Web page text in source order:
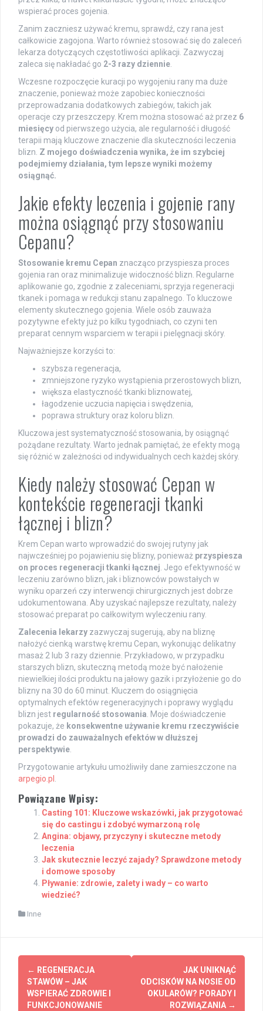
wspierać proces gojenia.
Zanim zaczniesz używać kremu, sprawdź, czy rana jest
całkowicie zagojona. Warto również stosować się do zaleceń
lekarza dotyczących częstotliwości aplikacji. Zazwyczaj
zaleca się nakładać go 2-3 razy dziennie
Wczesne rozpoczęcie kuracji po wygojeniu rany ma duże
znaczenie, ponieważ może zapobiec konieczności
przeprowadzania dodatkowych zabiegów, takich jak
operacje czy przeszczepy. Krem można stosować aż przez 6
miesięcy od pierwszego użycia, ale regularność i długość
terapii mają kluczowe znaczenie dla skuteczności leczenia
blizn. Z mojego doświadczenia wynika, że im szybciej
podejmiemy działania, tym lepsze wyniki możemy
osiągnąć.
Jakie efekty leczenia i gojenie rany
można osiągnąć przy stosowaniu
Cepanu?
Stosowanie kremu Cepan znacząco przyspiesza proces
gojenia ran oraz minimalizuje widoczność blizn. Regularne
aplikowanie go, zgodnie z zaleceniami, sprzyja regeneracji
tkanek i pomaga w redukcji stanu zapalnego. To kluczowe
elementy skutecznego gojenia. Wiele osób zauważa
pozytywne efekty już po kilku tygodniach, co czyni ten
preparat cennym wsparciem w terapii i pielęgnacji skóry.
Najważniejsze korzyści to:
szybsza regeneracja,
zmniejszone ryzyko wystąpienia przerostowych blizn,
większa elastyczność tkanki bliznowatej,
łagodzenie uczucia napięcia i swędzenia,
poprawa struktury oraz koloru blizn.
Kluczowa jest systematyczność stosowania, by osiągnąć
pożądane rezultaty. Warto jednak pamiętać, że efekty mogą
się różnić w zależności od indywidualnych cech każdej skóry.
Kiedy należy stosować Cepan w
kontekście regeneracji tkanki
łącznej i blizn?
Krem Cepan warto wprowadzić do swojej rutyny jak
najwcześniej po pojawieniu się blizny, ponieważ przyspiesza
on proces regeneracji tkanki łącznej . Jego efektywność w
leczeniu zarówno blizn, jak i bliznowców powstałych w
wyniku oparzeń czy interwencji chirurgicznych jest dobrze
udokumentowana. Aby uzyskać najlepsze rezultaty, należy
stosować preparat po całkowitym wyleczeniu rany.
Zalecenia lekarzy zazwyczaj sugerują, aby na bliznę
nałożyć cienką warstwę kremu Cepan, wykonując delikatny
masaż 2 lub 3 razy dziennie. Przykładowo, w przypadku
starszych blizn, skuteczną metodą może być nałożenie
niewielkiej ilości produktu na jałowy gazik i przyłożenie go do
blizny na 30 do 60 minut. Kluczem do osiągnięcia
optymalnych efektów regeneracyjnych i poprawy wyglądu
blizn jest regularność stosowania . Moje doświadczenie
pokazuje, że konsekwentne używanie kremu rzeczywiście
prowadzi do zauważalnych efektów w dłuższej
perspektywie
Przygotowanie artykułu umożliwiły dane zamieszczone na
arpegio.pl
Powiązane Wpisy:
Casting 101: Kluczowe wskazówki, jak przygotować
się do castingu i zdobyć wymarzoną rolę
Angina: objawy, przyczyny i skuteczne metody
leczenia
Jak skutecznie leczyć zajady? Sprawdzone metody
i domowe sposoby
Pływanie: zdrowie, zalety i wady – co warto
wiedzieć?
Inne
Post
navigation
← REGENERACJA
STAWÓW – JAK
WSPIERAĆ ZDROWIE I
FUNKCJONOWANIE
JAK UNIKNĄĆ
ODCISKÓW NA NOSIE OD
OKULARÓW? PORADY I
ROZWIĄZANIA →